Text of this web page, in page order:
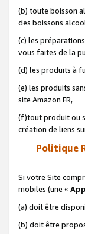
(b) toute boisson
des boissons
(c) les
vous faites de la
(d) les produits à
(e) les produits
site Amazon FR,
(f)tout produit ou
création de liens
Politique
Si votre Site
mobiles (une «
(a) doit être
(b) doit être